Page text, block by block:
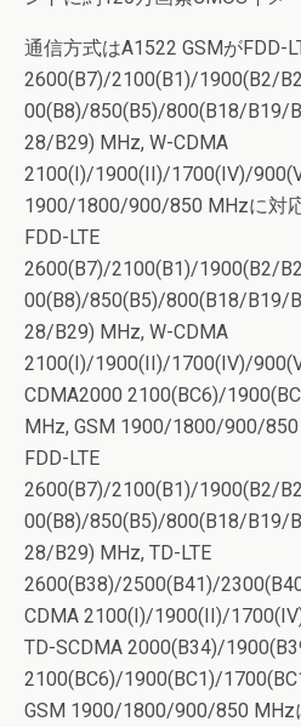
通信方式はA1522 GSMがFDD-
2600(B7)/2100(B1)/1900(B2/
00(B8)/850(B5)/800(B18/B19/
28/B29) MHz, W-CDMA
2100(I)/1900(II)/1700(IV)/
1900/1800/900/850 MHzに対
FDD-LTE
2600(B7)/2100(B1)/1900(B2/
00(B8)/850(B5)/800(B18/B19/
28/B29) MHz, W-CDMA
2100(I)/1900(II)/1700(IV)/
CDMA2000 2100(BC6)/
MHz, GSM 1900/1800/900/
FDD-LTE
2600(B7)/2100(B1)/1900(B2/
00(B8)/850(B5)/800(B18/B19/
28/B29) MHz, TD-LTE
2600(B38)/2500(B41)/
CDMA 2100(I)/1900(II)/
TD-SCDMA 2000(B34)/
2100(BC6)/1900(BC1)/
GSM 1900/1800/900/850 MHz